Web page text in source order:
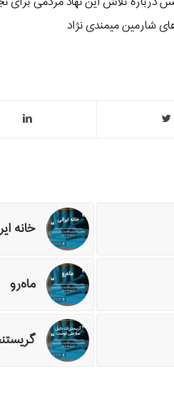
شارمین میمندی نژاد
خانه
ماه‌رو